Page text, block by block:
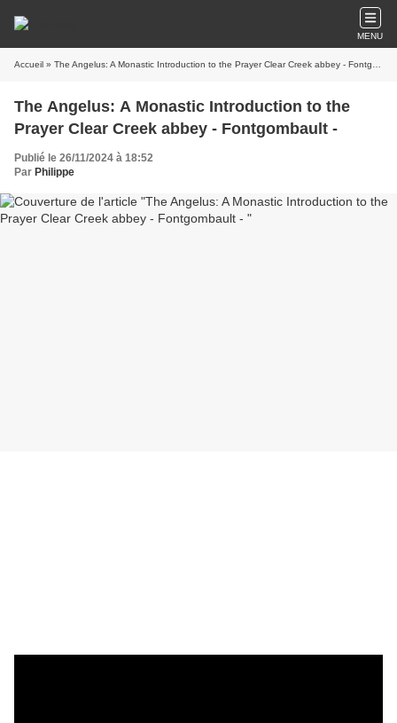
MENU
Accueil » The Angelus: A Monastic Introduction to the Prayer Clear Creek abbey - Fontgombault -
The Angelus: A Monastic Introduction to the
Prayer Clear Creek abbey - Fontgombault -
Publié le 26/11/2024 à 18:52
Par Philippe